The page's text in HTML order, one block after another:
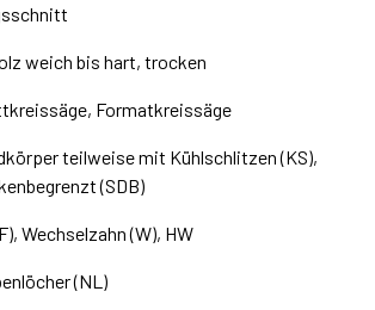
weich bis hart, trocken
Formatkreissäge
teilweise mit Kühlschlitzen (KS),
(SDB)
Wechselzahn (W), HW
(NL)